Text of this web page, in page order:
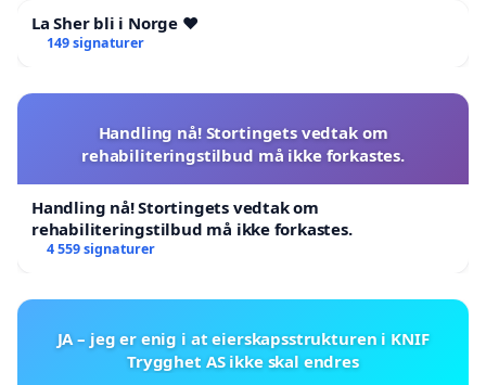
La Sher bli i Norge ❤️
149 signaturer
Handling nå! Stortingets vedtak om
rehabiliteringstilbud må ikke forkastes.
Handling nå! Stortingets vedtak om
rehabiliteringstilbud må ikke forkastes.
4 559 signaturer
JA – jeg er enig i at eierskapsstrukturen i KNIF
Trygghet AS ikke skal endres